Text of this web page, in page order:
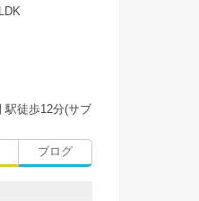
駅徒歩12分(サブ
ブログ